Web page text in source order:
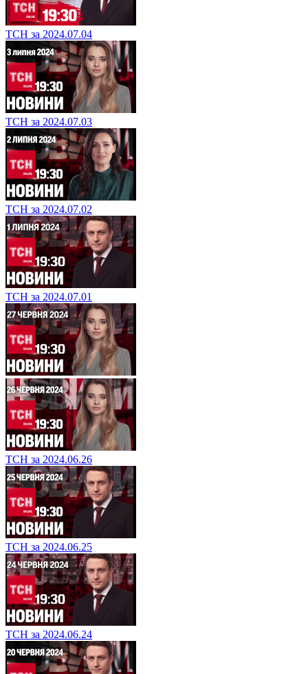
ТСН за 2024.07.04
ТСН за 2024.07.03
ТСН за 2024.07.02
ТСН за 2024.07.01
ТСН за 2024.06.26
ТСН за 2024.06.25
ТСН за 2024.06.24